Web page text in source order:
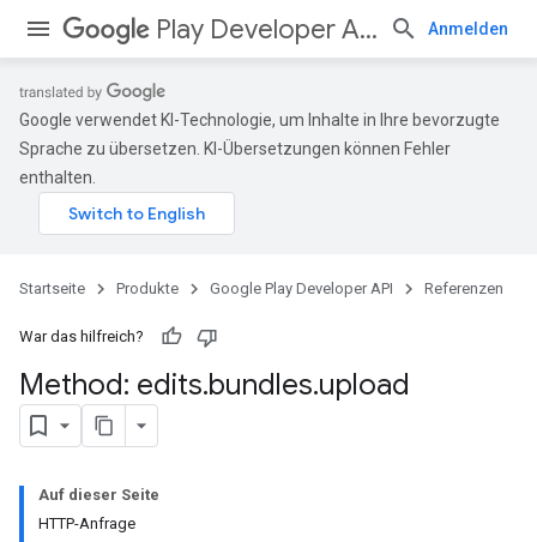
Play Developer API Anmelden
Google verwendet KI-Technologie, um Inhalte in Ihre bevorzugte
Sprache zu übersetzen. KI-Übersetzungen können Fehler
enthalten.
Startseite Produkte Google Play Developer API Referenzen
War das hilfreich?
Method: edits.bundles.upload
Auf dieser Seite
HTTP-Anfrage